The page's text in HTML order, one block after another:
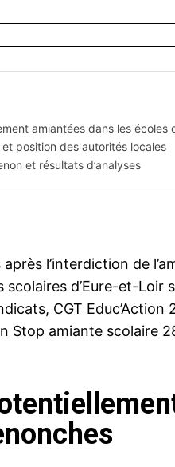
amiantées dans les écoles
position des autorités locales
et résultats d’analyses
l’interdiction de
d’Eure-et-Loir
CGT
Stop amiante scolaire